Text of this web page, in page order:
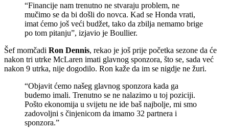
“Financije nam trenutno ne stvaraju problem, ne
mučimo se da bi došli do novca. Kad se Honda vrati,
imat ćemo još veći budžet, tako da zbilja nemamo brige
po tom pitanju”, izjavio je Boullier.
Šef momčadi Ron Dennis, rekao je još prije početka sezone da će
nakon tri utrke McLaren imati glavnog sponzora, što se, sada već
nakon 9 utrka, nije dogodilo. Ron kaže da im se nigdje ne žuri.
“Objavit ćemo našeg glavnog sponzora kada ga
budemo imali. Trenutno se ne nalazimo u toj poziciji.
Pošto ekonomija u svijetu ne ide baš najbolje, mi smo
zadovoljni s činjenicom da imamo 32 partnera i
sponzora.”